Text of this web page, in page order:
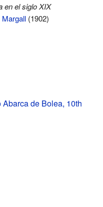
en el siglo XIX
Margall (1902)
de Bolea, 10th